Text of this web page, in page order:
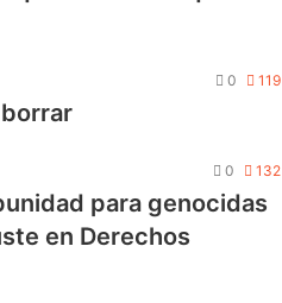
0 119
0 132
para genocidas
en Derechos